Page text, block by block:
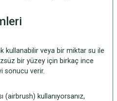
kullanabilir veya bir miktar su ile
bir yüzey için birkaç ince
sonucu verir.
(airbrush) kullanıyorsanız,